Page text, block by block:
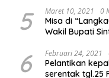
5 Maret 10, 2021 0
Misa di
Wakil Bupati
6 Februari 24, 2021
Pelantikan
serentak tgl.25